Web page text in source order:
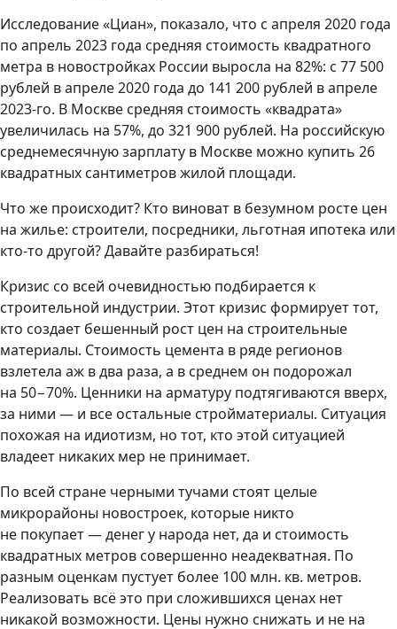
Исследование «Циан», показало, что с апреля 2020 года
по апрель 2023 года средняя стоимость квадратного
метра в новостройках России выросла на 82%: с 77 500
рублей в апреле 2020 года до 141 200 рублей в апреле
2023-го. В Москве средняя стоимость «квадрата»
увеличилась на 57%, до 321 900 рублей. На российскую
среднемесячную зарплату в Москве можно купить 26
квадратных сантиметров жилой площади.
Что же происходит? Кто виноват в безумном росте цен
на жилье: строители, посредники, льготная ипотека или
кто-то другой? Давайте разбираться!
Кризис со всей очевидностью подбирается к
строительной индустрии. Этот кризис формирует тот,
кто создает бешенный рост цен на строительные
материалы. Стоимость цемента в ряде регионов
взлетела аж в два раза, а в среднем он подорожал
на 50−70%. Ценники на арматуру подтягиваются вверх,
за ними — и все остальные стройматериалы. Ситуация
похожая на идиотизм, но тот, кто этой ситуацией
владеет никаких мер не принимает.
По всей стране черными тучами стоят целые
микрорайоны новостроек, которые никто
не покупает — денег у народа нет, да и стоимость
квадратных метров совершенно неадекватная. По
разным оценкам пустует более 100 млн. кв. метров.
Реализовать всё это при сложившихся ценах нет
никакой возможности. Цены нужно снижать и не на